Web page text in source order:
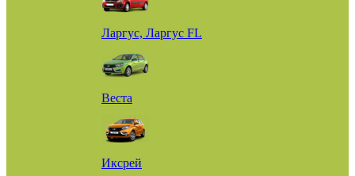
Ларгус, Ларгус FL
Веста
Иксрей